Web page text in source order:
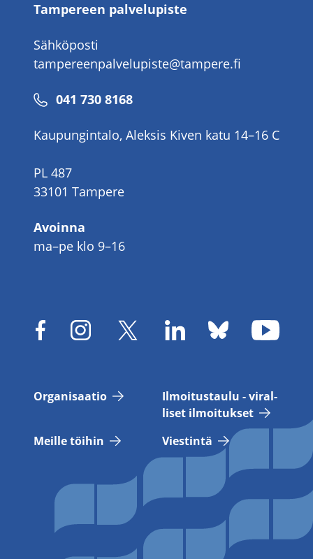
Tampereen palvelupiste
Sähköposti
tampereenpalvelupiste@tampere.fi
Puhelinnumero
041 730 8168
Kaupungintalo, Aleksis Kiven katu 14–16 C
PL 487
33101 Tampere
Avoinna
ma–pe klo 9–16
Or­ga­ni­saa­tio
Il­moi­tus­tau­lu - vi­ral­
li­set il­moi­tuk­set
Meil­le töi­hin
Vies­tin­tä